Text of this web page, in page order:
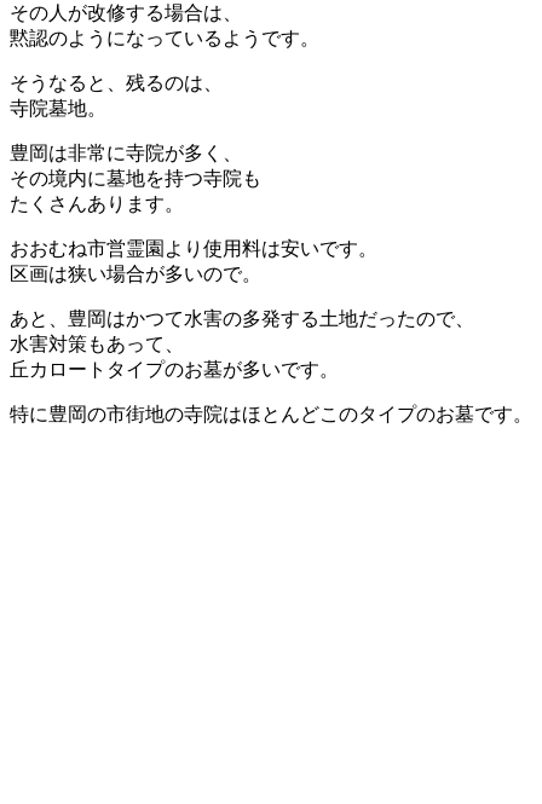
その人が改修する場合は、
黙認のようになっているようです。
そうなると、残るのは、
寺院墓地。
豊岡は非常に寺院が多く、
その境内に墓地を持つ寺院も
たくさんあります。
おおむね市営霊園より使用料は安いです。
区画は狭い場合が多いので。
あと、豊岡はかつて水害の多発する土地だったので、
水害対策もあって、
丘カロートタイプのお墓が多いです。
特に豊岡の市街地の寺院はほとんどこのタイプのお墓です。